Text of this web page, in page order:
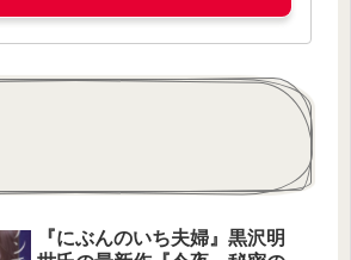
『にぶんのいち夫婦』黒沢明